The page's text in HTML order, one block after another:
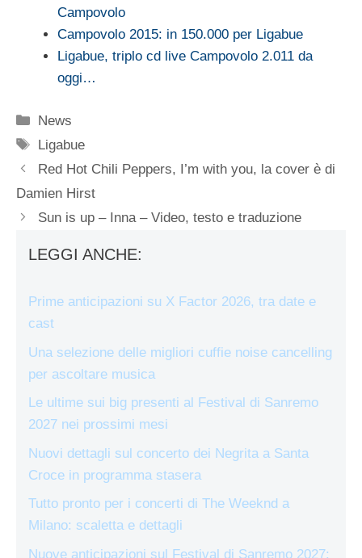
Campovolo
Campovolo 2015: in 150.000 per Ligabue
Ligabue, triplo cd live Campovolo 2.011 da
oggi…
Categorie
News
Tag
Ligabue
Red Hot Chili Peppers, I’m with you, la cover è di
Damien Hirst
Sun is up – Inna – Video, testo e traduzione
LEGGI ANCHE:
Prime anticipazioni su X Factor 2026, tra date e
cast
Una selezione delle migliori cuffie noise cancelling
per ascoltare musica
Le ultime sui big presenti al Festival di Sanremo
2027 nei prossimi mesi
Nuovi dettagli sul concerto dei Negrita a Santa
Croce in programma stasera
Tutto pronto per i concerti di The Weeknd a
Milano: scaletta e dettagli
Nuove anticipazioni sul Festival di Sanremo 2027: